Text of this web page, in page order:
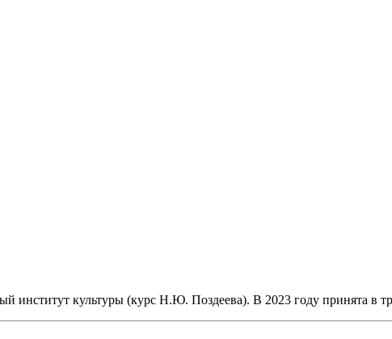
институт культуры (курс Н.Ю. Поздеева). В 2023 году принята в